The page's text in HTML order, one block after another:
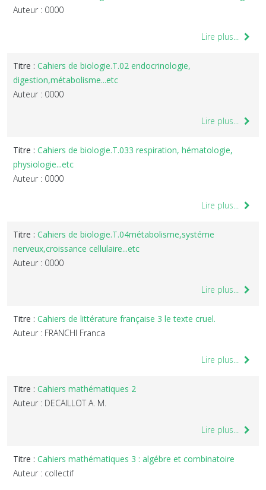
Auteur : 0000
Lire plus...
Titre : Cahiers de biologie.T.02 endocrinologie,
digestion,métabolisme...etc
Auteur : 0000
Lire plus...
Titre : Cahiers de biologie.T.033 respiration, hématologie,
physiologie...etc
Auteur : 0000
Lire plus...
Titre : Cahiers de biologie.T.04métabolisme,systéme
nerveux,croissance cellulaire...etc
Auteur : 0000
Lire plus...
Titre : Cahiers de littérature française 3 le texte cruel.
Auteur : FRANCHI Franca
Lire plus...
Titre : Cahiers mathématiques 2
Auteur : DECAILLOT A. M.
Lire plus...
Titre : Cahiers mathématiques 3 : algébre et combinatoire
Auteur : collectif